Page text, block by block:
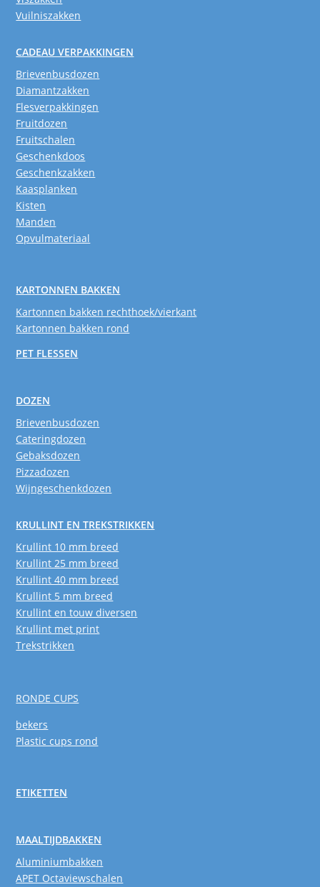
Vuilniszakken
CADEAU VERPAKKINGEN
Brievenbusdozen
Diamantzakken
Flesverpakkingen
Fruitdozen
Fruitschalen
Geschenkdoos
Geschenkzakken
Kaasplanken
Kisten
Manden
Opvulmateriaal
KARTONNEN BAKKEN
Kartonnen bakken rechthoek/vierkant
Kartonnen bakken rond
PET FLESSEN
DOZEN
Brievenbusdozen
Cateringdozen
Gebaksdozen
Pizzadozen
Wijngeschenkdozen
KRULLINT EN TREKSTRIKKEN
Krullint 10 mm breed
Krullint 25 mm breed
Krullint 40 mm breed
Krullint 5 mm breed
Krullint en touw diversen
Krullint met print
Trekstrikken
RONDE CUPS
bekers
Plastic cups rond
ETIKETTEN
MAALTIJDBAKKEN
Aluminiumbakken
APET Octaviewschalen